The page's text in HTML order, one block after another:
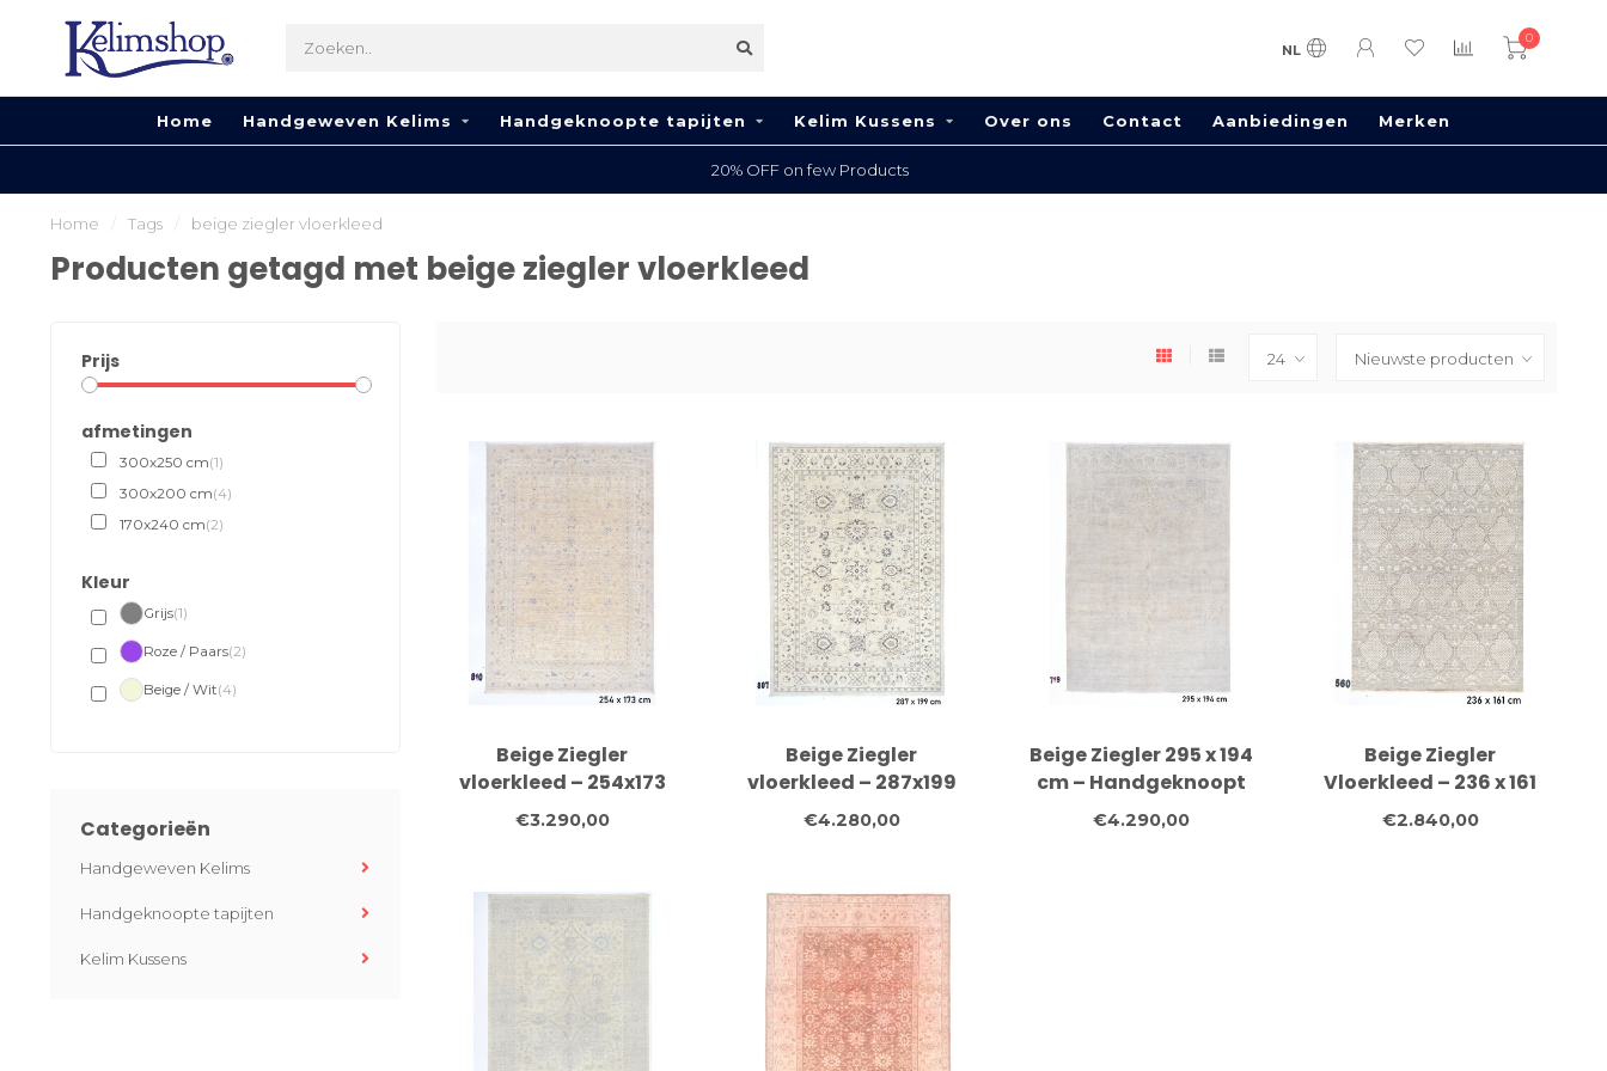
NL
0
Home Handgeweven Kelims Handgeknoopte tapijten Kelim Kussens Over ons Contact Aanbiedingen Merken
20% OFF on few Products
Home Tags beige ziegler vloerkleed
Producten getagd met beige ziegler vloerkleed
Prijs
afmetingen
300x250 cm(1)
300x200 cm(4)
170x240 cm(2)
Kleur
Grijs(1)
Roze / Paars(2)
Beige / Wit(4)
Categorieën
Handgeweven Kelims
Handgeknoopte tapijten
Kelim Kussens
Beige Ziegler
vloerkleed – 254x173
cm – Handgeknoopt
wollen tapijt met
accenten
€3.290,00
Beige Ziegler
vloerkleed – 287x199
cm – Handgeknoopt
wollen tapijt met
bloemendessin
€4.280,00
Beige Ziegler 295 x 194
cm – Handgeknoopt
wollen tapijt met
subtiel klassiek
€4.290,00
Beige Ziegler
Vloerkleed – 236 x 161
cm – Handgeknoopt
van Wol
€2.840,00